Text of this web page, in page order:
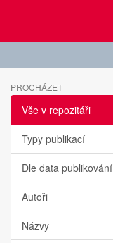
PROCHÁZET
Vše v repozitáři
Typy publikací
Dle data publikování
Autoři
Názvy